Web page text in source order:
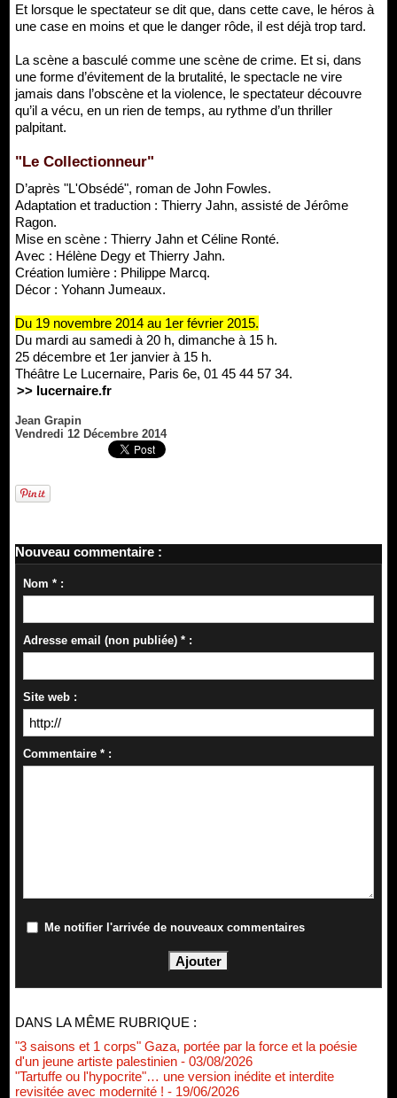
Et lorsque le spectateur se dit que, dans cette cave, le héros à
une case en moins et que le danger rôde, il est déjà trop tard.
La scène a basculé comme une scène de crime. Et si, dans
une forme d’évitement de la brutalité, le spectacle ne vire
jamais dans l’obscène et la violence, le spectateur découvre
qu’il a vécu, en un rien de temps, au rythme d’un thriller
palpitant.
"Le Collectionneur"
D’après "L'Obsédé", roman de John Fowles.
Adaptation et traduction : Thierry Jahn, assisté de Jérôme
Ragon.
Mise en scène : Thierry Jahn et Céline Ronté.
Avec : Hélène Degy et Thierry Jahn.
Création lumière : Philippe Marcq.
Décor : Yohann Jumeaux.
Du 19 novembre 2014 au 1er février 2015.
Du mardi au samedi à 20 h, dimanche à 15 h.
25 décembre et 1er janvier à 15 h.
Théâtre Le Lucernaire, Paris 6e, 01 45 44 57 34.
>> lucernaire.fr
Jean Grapin
Vendredi 12 Décembre 2014
Nouveau commentaire :
Nom * :
Adresse email (non publiée) * :
Site web :
Commentaire * :
Me notifier l'arrivée de nouveaux commentaires
DANS LA MÊME RUBRIQUE :
"3 saisons et 1 corps" Gaza, portée par la force et la poésie
d'un jeune artiste palestinien - 03/08/2026
"Tartuffe ou l'hypocrite"… une version inédite et interdite
revisitée avec modernité ! - 19/06/2026